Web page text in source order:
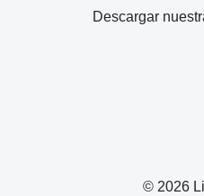
© 2026
Descargar